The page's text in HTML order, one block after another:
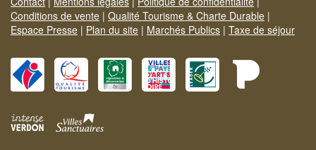
Conditions de vente | Qualité Tourisme & Charte Durable |
Espace Presse | Plan du site | Marchés Publics | Taxe de séjour